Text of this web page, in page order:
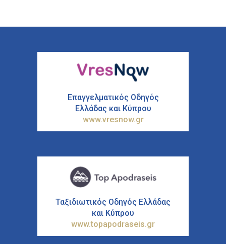
Επαγγελματικός Οδηγός
Ελλάδας και Κύπρου
www.vresnow.gr
Ταξιδιωτικός Οδηγός Ελλάδας
και Κύπρου
www.topapodraseis.gr